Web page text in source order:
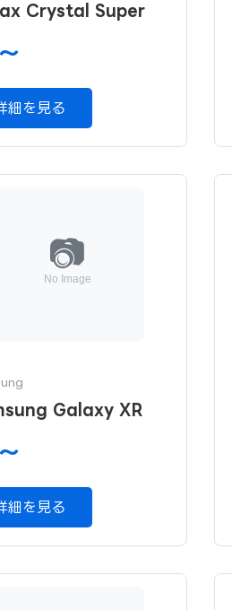
Crystal Super
細を見る
Galaxy XR
細を見る